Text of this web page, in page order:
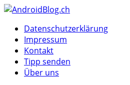
Menu
MenuDatenschutzerklärung
Impressum
Kontakt
Tipp senden
Über uns